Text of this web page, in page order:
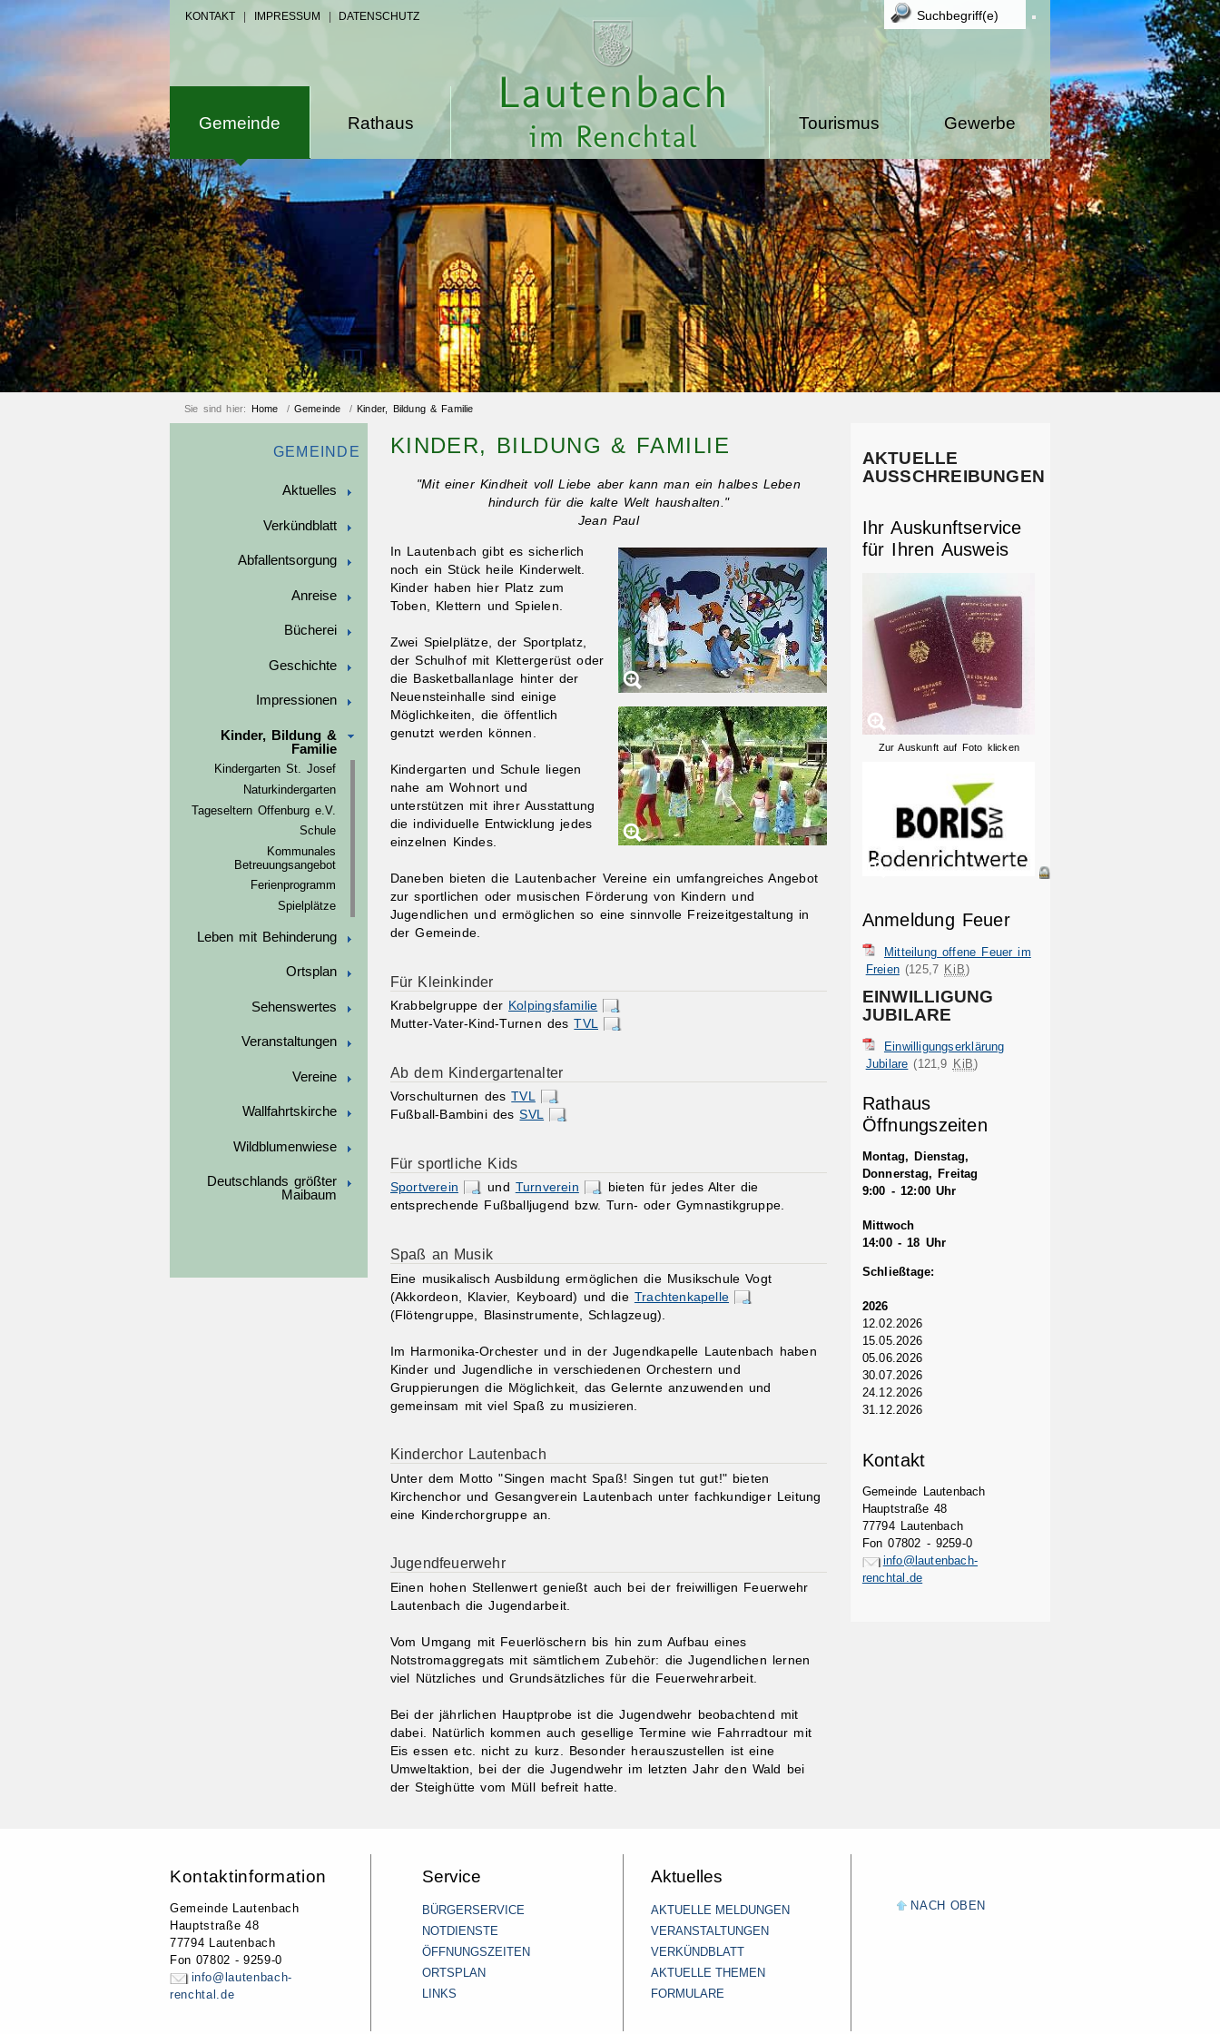
KONTAKT IMPRESSUM DATENSCHUTZ
Gemeinde Rathaus Gewerbe
Tourismus
Sie sind hier: Home / Gemeinde / Kinder, Bildung & Familie
GEMEINDE
Aktuelles
Verkündblatt
Abfallentsorgung
Anreise
Bücherei
Geschichte
Impressionen
Kinder, Bildung &
Familie
Kindergarten St. Josef
Naturkindergarten
Tageseltern Offenburg e.V.
Schule
Kommunales
Betreuungsangebot
Ferienprogramm
Spielplätze
Leben mit Behinderung
Ortsplan
Sehenswertes
Veranstaltungen
Vereine
Wallfahrtskirche
Wildblumenwiese
Deutschlands größter
Maibaum
KINDER, BILDUNG & FAMILIE
"Mit einer Kindheit voll Liebe aber kann man ein halbes Leben
hindurch für die kalte Welt haushalten."
Jean Paul
In Lautenbach gibt es sicherlich
noch ein Stück heile Kinderwelt.
Kinder haben hier Platz zum
Toben, Klettern und Spielen.
Zwei Spielplätze, der Sportplatz,
der Schulhof mit Klettergerüst oder
die Basketballanlage hinter der
Neuensteinhalle sind einige
Möglichkeiten, die öffentlich
genutzt werden können.
Kindergarten und Schule liegen
nahe am Wohnort und
unterstützen mit ihrer Ausstattung
die individuelle Entwicklung jedes
einzelnen Kindes.
Daneben bieten die Lautenbacher Vereine ein umfangreiches Angebot
zur sportlichen oder musischen Förderung von Kindern und
Jugendlichen und ermöglichen so eine sinnvolle Freizeitgestaltung in
der Gemeinde.
Für Kleinkinder
Krabbelgruppe der Kolpingsfamilie
Mutter-Vater-Kind-Turnen desTVL
Ab dem Kindergartenalter
Vorschulturnen desTVL
Fußball-Bambini desSVL
Für sportliche Kids
Sportverein und Turnverein
bieten für jedes Alter die
entsprechende Fußballjugend bzw. Turn- oder Gymnastikgruppe.
Spaß an Musik
Eine musikalisch Ausbildung ermöglichen die Musikschule Vogt
(Akkordeon, Klavier, Keyboard) und die Trachtenkapelle
(Flötengruppe, Blasinstrumente, Schlagzeug).
Im Harmonika-Orchester und in der Jugendkapelle Lautenbach haben
Kinder und Jugendliche in verschiedenen Orchestern und
Gruppierungen die Möglichkeit, das Gelernte anzuwenden und
gemeinsam mit viel Spaß zu musizieren.
Kinderchor Lautenbach
Unter dem Motto "Singen macht Spaß! Singen tut gut!" bieten
Kirchenchor und Gesangverein Lautenbach unter fachkundiger Leitung
eine Kinderchorgruppe an.
Jugendfeuerwehr
Einen hohen Stellenwert genießt auch bei der freiwilligen Feuerwehr
Lautenbach die Jugendarbeit.
Vom Umgang mit Feuerlöschern bis hin zum Aufbau eines
Notstromaggregats mit sämtlichem Zubehör: die Jugendlichen lernen
viel Nützliches und Grundsätzliches für die Feuerwehrarbeit.
Bei der jährlichen Hauptprobe ist die Jugendwehr beobachtend mit
dabei. Natürlich kommen auch gesellige Termine wie Fahrradtour mit
Eis essen etc. nicht zu kurz. Besonder herauszustellen ist eine
Umweltaktion, bei der die Jugendwehr im letzten Jahr den Wald bei
der Steighütte vom Müll befreit hatte.
AKTUELLE
AUSSCHREIBUNGEN
Ihr Auskunftservice
für Ihren Ausweis
Zur Auskunft auf Foto klicken
Anmeldung Feuer
Mitteilung offene Feuer im
Freien (125,7 KiB)
EINWILLIGUNG
JUBILARE
Einwilligungserklärung
Jubilare (121,9 KiB)
Rathaus
Öffnungszeiten
Montag, Dienstag,
Donnerstag, Freitag
9:00 - 12:00 Uhr
Mittwoch
14:00 - 18 Uhr
Schließtage:
2026
12.02.2026
15.05.2026
05.06.2026
30.07.2026
24.12.2026
31.12.2026
Kontakt
Gemeinde Lautenbach
Hauptstraße 48
77794 Lautenbach
Fon 07802 - 9259-0
info@lautenbach-
renchtal.de
Kontaktinformation
Gemeinde Lautenbach
Hauptstraße 48
77794 Lautenbach
Fon 07802 - 9259-0
info@lautenbach-
renchtal.de
Service
BÜRGERSERVICE
NOTDIENSTE
ÖFFNUNGSZEITEN
ORTSPLAN
LINKS
Aktuelles
AKTUELLE MELDUNGEN
VERANSTALTUNGEN
VERKÜNDBLATT
AKTUELLE THEMEN
FORMULARE
NACH OBEN